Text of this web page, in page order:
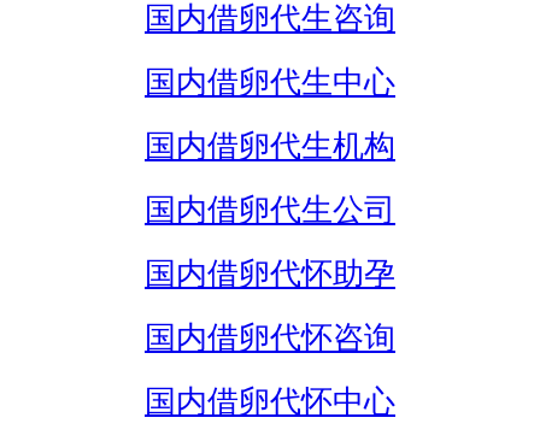
国内借卵代生咨询
国内借卵代生中心
国内借卵代生机构
国内借卵代生公司
国内借卵代怀助孕
国内借卵代怀咨询
国内借卵代怀中心